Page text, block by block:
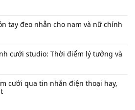
tay đeo nhẫn cho nam và nữ chính
cưới studio: Thời điểm lý tưởng và
cưới qua tin nhắn​ điện thoại hay,